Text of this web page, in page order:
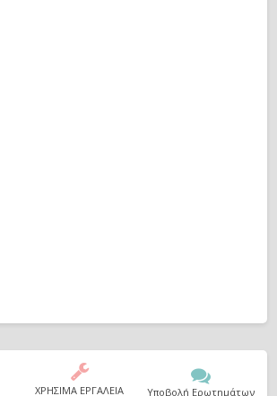
ΧΡΗΣΙΜΑ ΕΡΓΑΛΕΙΑ Υποβολή Ερωτημάτων